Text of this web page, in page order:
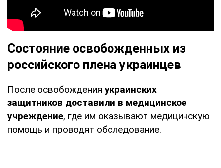
Состояние освобожденных из
российского плена украинцев
После освобождения украинских
защитников доставили в медицинское
учреждение, где им оказывают медицинскую
помощь и проводят обследование.